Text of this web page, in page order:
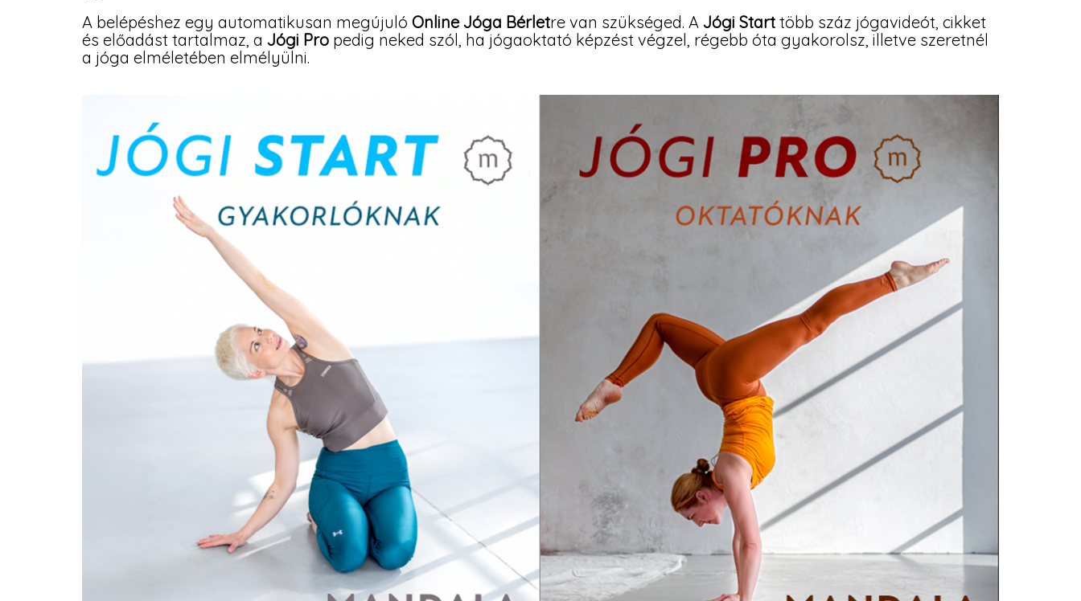
A belépéshez egy automatikusan megújuló Online Jóga Bérletre van szükséged. A Jógi Start több száz jógavideót, cikket
és előadást tartalmaz, a Jógi Pro pedig neked szól, ha jógaoktató képzést végzel, régebb óta gyakorolsz, illetve szeretnél
a jóga elméletében elmélyülni.